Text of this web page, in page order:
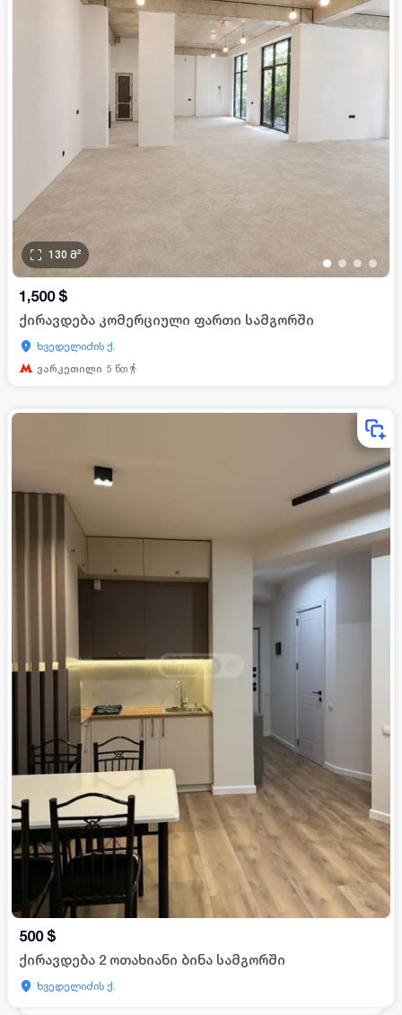
• • • •
130 მ²
1,500 $
ქირავდება კომერციული ფართი სამგორში
ხვედელიძის ქ.
ვარკეთილი 5 წთ
500 $
ქირავდება 2 ოთახიანი ბინა სამგორში
ხვედელიძის ქ.